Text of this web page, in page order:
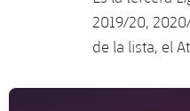
2019/20,
de la lista, el
FC Barcelona club badge